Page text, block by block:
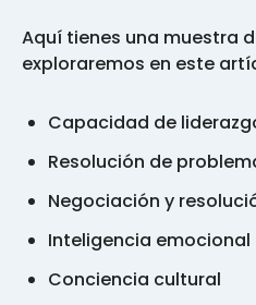
Aquí tienes una muestra
exploraremos en este
Capacidad de
Resolución de
Negociación y
Inteligencia emocional
Conciencia cultural